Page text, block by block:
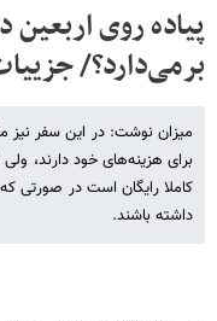
پیاده روی
برمی‌دارد؟/
میزان نوشت: در این سفر نیز
برای هزینه‌های خود دارند،
کاملا رایگان است در صورتی
داشته باشند.